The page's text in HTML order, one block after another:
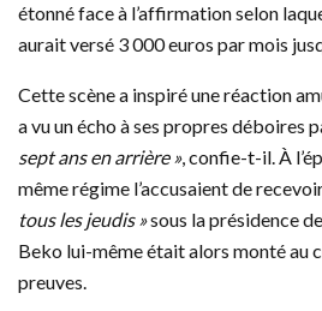
étonné face à l’affirmation selon
aurait versé 3 000 euros par mois
Cette scène a inspiré une réaction
a vu un écho à ses propres déboires
sept ans en arrière », confie-t-il. À
même régime l’accusaient de
tous les jeudis »sous la présidence
Beko lui-même était alors monté au
preuves.